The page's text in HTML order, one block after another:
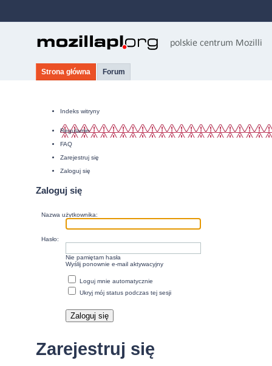
Strona główna Forum
Indeks witryny
Regulamin
FAQ
Zarejestruj się
Zaloguj się
Zaloguj się
Nazwa użytkownika:
Hasło:
Nie pamiętam hasła
Wyślij ponownie e-mail aktywacyjny
Loguj mnie automatycznie
Ukryj mój status podczas tej sesji
Zarejestruj się